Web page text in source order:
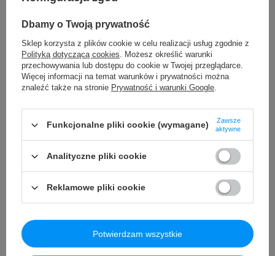
Projektor do Malowania + Akcesoria
69,99 PLNbrutto / szt.
Najniższa cena produktu w okresie 30 dni przed wprowadzeniem
Dbamy o Twoją prywatność
Sklep korzysta z plików cookie w celu realizacji usług zgodnie z
Polityką dotyczącą cookies. Możesz określić warunki
przechowywania lub dostępu do cookie w Twojej przeglądarce.
Więcej informacji na temat warunków i prywatności można
znaleźć także na stronie Prywatność i warunki Google.
Funkcjonalne pliki cookie (wymagane)
Zawsze
aktywne
Analityczne pliki cookie
Reklamowe pliki cookie
Potwierdzam wszystkie